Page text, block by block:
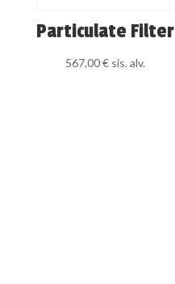
Particulate Filter
567,00€ sis. alv.